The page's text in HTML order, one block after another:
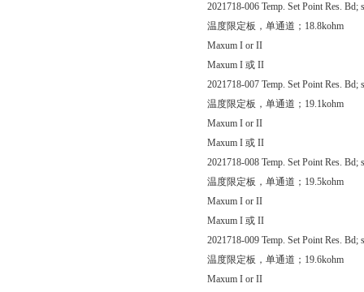
2021718-006 Temp. Set Point Res. Bd;
温度限定板，单通道；18.8kohm
Maxum I or II
Maxum I 或 II
2021718-007 Temp. Set Point Res. Bd;
温度限定板，单通道；19.1kohm
Maxum I or II
Maxum I 或 II
2021718-008 Temp. Set Point Res. Bd;
温度限定板，单通道；19.5kohm
Maxum I or II
Maxum I 或 II
2021718-009 Temp. Set Point Res. Bd;
温度限定板，单通道；19.6kohm
Maxum I or II